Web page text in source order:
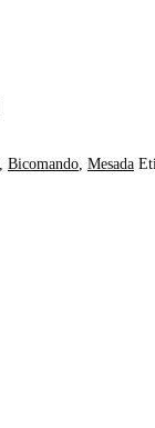
Bicomando Mesada